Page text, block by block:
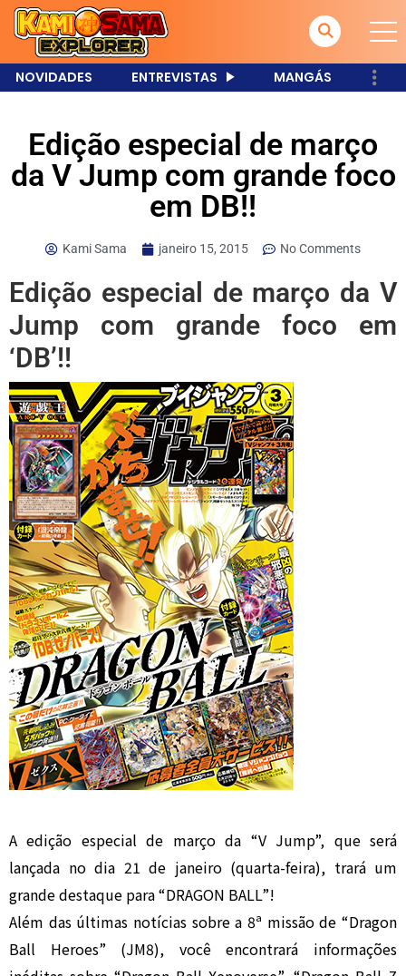
NOVIDADES ENTREVISTAS MANGÁS
Edição especial de março
da V Jump com grande foco
em DB!!
Kami Sama janeiro 15, 2015 No Comments
Edição especial de março da V
Jump com grande foco em
‘DB’!!
A edição especial de março da “V Jump”, que será
lançada no dia 21 de janeiro (quarta-feira), trará um
grande destaque para “DRAGON BALL”!
Além das últimas notícias sobre a 8ª missão de “Dragon
Ball Heroes” (JM8), você encontrará informações